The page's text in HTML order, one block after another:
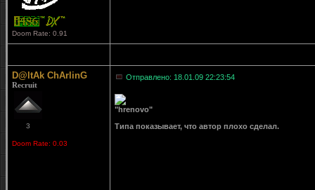
Doom Rate: 0.91
D@ltAk ChArlinG
Recruit
3
Doom Rate: 0.03
Отправлено: 18.01.09 22:23:54
"hrenovo"
Типа показывает, что автор плохо сделал.